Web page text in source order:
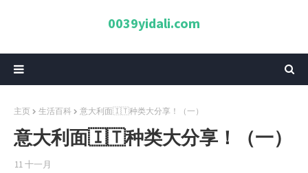
0039yidali.com
主页 生活百科 意大利面🇮🇹种类大分享！（一）
意大利面🇮🇹种类大分享！（一）
11 十一月